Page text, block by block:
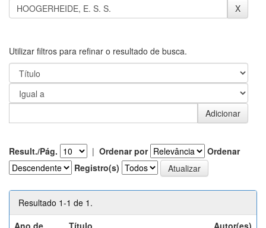
Utilizar filtros para refinar o resultado de busca.
Result./Pág. | Ordenar por
Ordenar
Registro(s)
Resultado 1-1 de 1.
Ano de
Título Autor(es)